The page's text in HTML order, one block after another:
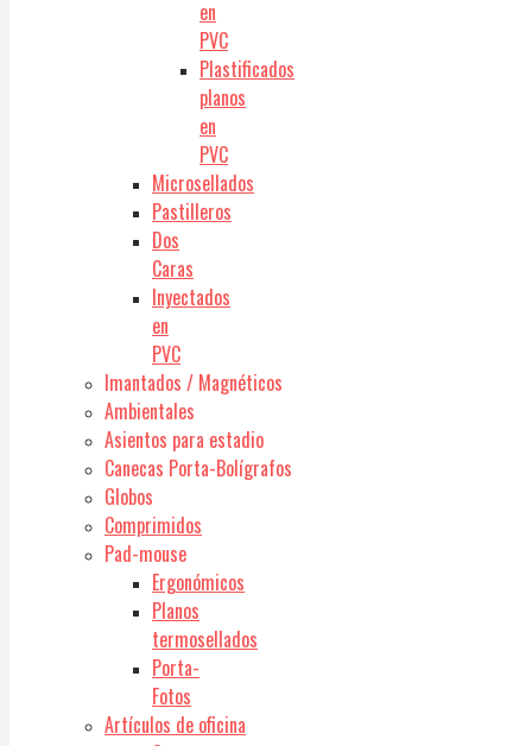
en
PVC
Plastificados
planos
en
PVC
Microsellados
Pastilleros
Dos
Caras
Inyectados
en
PVC
Imantados / Magnéticos
Ambientales
Asientos para estadio
Canecas Porta-Bolígrafos
Globos
Comprimidos
Pad-mouse
Ergonómicos
Planos
termosellados
Porta-
Fotos
Artículos de oficina